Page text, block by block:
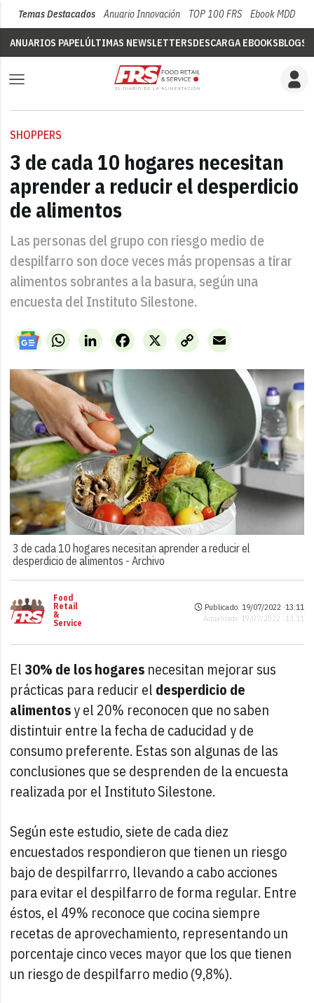
Temas Destacados Anuario Innovación TOP 100 FRS Ebook MDD
ANUARIOS PAPELÚLTIMAS NEWSLETTERSDESCARGA EBOOKSBLOGS
SHOPPERS
3 de cada 10 hogares necesitan
aprender a reducir el desperdicio
de alimentos
Las personas del grupo con riesgo medio de
despilfarro son doce veces más propensas a tirar
alimentos sobrantes a la basura, según una
encuesta del Instituto Silestone.
WhatsAppLinkedIn X
Facebook
Copy
Link
Email
3 de cada 10 hogares necesitan aprender a reducir el
desperdicio de alimentos -Archivo
Food
Retail
&
Service
Publicado: 19/07/2022 ·13:11
Actualizado: 19/07/2022 · 13:11
El30% de los hogares necesitan mejorar sus
prácticas para reducir el desperdicio de
alimentosy el 20% reconocen que no saben
distintuir entre la fecha de caducidad y de
consumo preferente. Estas son algunas de las
conclusiones que se desprenden de la encuesta
realizada por el Instituto Silestone.
Según este estudio, siete de cada diez
encuestados respondieron que tienen un riesgo
bajo de despilfarrro, llevando a cabo acciones
para evitar el despilfarro de forma regular. Entre
éstos, el 49% reconoce que cocina siempre
recetas de aprovechamiento, representando un
porcentaje cinco veces mayor que los que tienen
un riesgo de despilfarro medio (9,8%).